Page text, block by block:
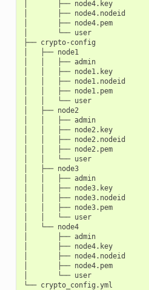
├── node4.key
├── node4.nodeid
├── node4.pem
└── user
├── crypto-config
├── node1
├── admin
├── node1.key
├── node1.nodeid
├── node1.pem
└── user
├── node2
├── admin
├── node2.key
├── node2.nodeid
├── node2.pem
└── user
├── node3
├── admin
├── node3.key
├── node3.nodeid
├── node3.pem
└── user
└── node4
├── admin
├── node4.key
├── node4.nodeid
├── node4.pem
└── user
└── crypto_config.yml